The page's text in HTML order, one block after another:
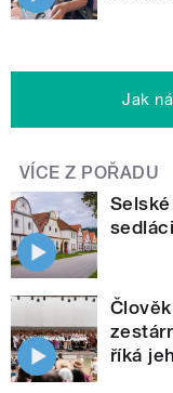
Jak
VÍCE Z POŘADU
říká